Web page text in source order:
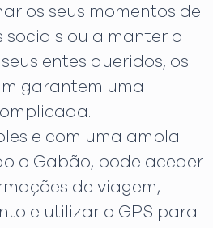
os seus momentos de
sociais ou a manter o
entes queridos, os
garantem uma
e com uma ampla
o Gabão, pode aceder
de viagem,
e utilizar o GPS para